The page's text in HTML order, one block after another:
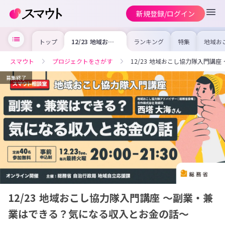
新規登録/ログイン
トップ 12/23 地域おこ
し協力隊入門講座
きる？気になる収
入とお金の話〜
ランキング 特集 地域お
の求
を集め
事内容
を比較
合った
けよう
スマウト プロジェクトをさがす 12/23 地域おこし協力隊入門講座
募集終了
12/23 地域おこし協力隊入門講座 〜副業・兼
業はできる？気になる収入とお金の話〜